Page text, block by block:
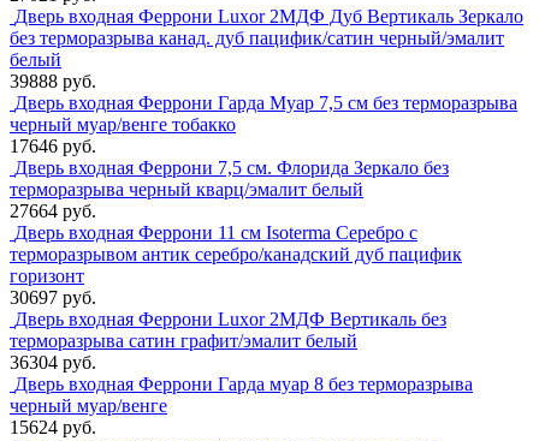
Дверь входная Феррони Luxor 2МДФ Дуб Вертикаль Зеркало
без терморазрыва канад. дуб пацифик/сатин черный/эмалит
белый
39888 руб.
Дверь входная Феррони Гарда Муар 7,5 см без терморазрыва
черный муар/венге тобакко
17646 руб.
Дверь входная Феррони 7,5 см. Флорида Зеркало без
терморазрыва черный кварц/эмалит белый
27664 руб.
Дверь входная Феррони 11 см Isoterma Серебро с
терморазрывом антик серебро/канадский дуб пацифик
горизонт
30697 руб.
Дверь входная Феррони Luxor 2МДФ Вертикаль без
терморазрыва сатин графит/эмалит белый
36304 руб.
Дверь входная Феррони Гарда муар 8 без терморазрыва
черный муар/венге
15624 руб.